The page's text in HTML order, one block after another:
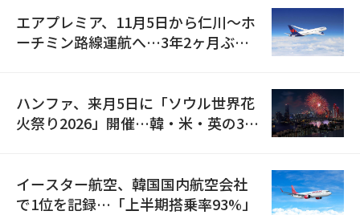
エアプレミア、11月5日から仁川〜ホ
ーチミン路線運航へ…3年2ヶ月ぶり
ハンファ、来月5日に「ソウル世界花
火祭り2026」開催…韓・米・英の3カ
イースター航空、韓国国内航空会社
で1位を記録…「上半期搭乗率93%」